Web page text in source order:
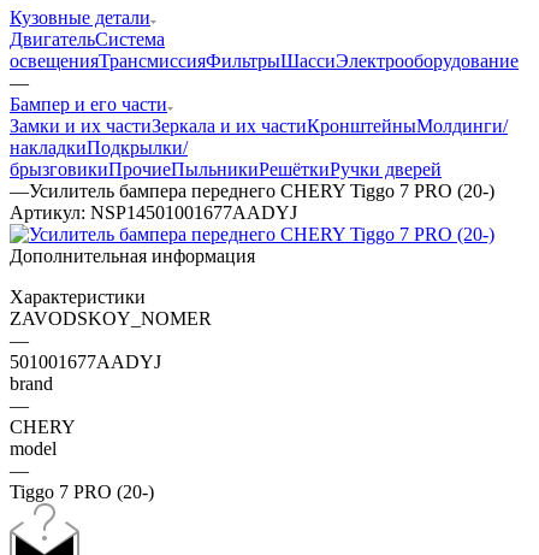
Кузовные детали
ДвигательСистема
освещенияТрансмиссияФильтрыШассиЭлектрооборудование
—
Бампер и его части
Замки и их частиЗеркала и их частиКронштейныМолдинги/
накладкиПодкрылки/
брызговикиПрочиеПыльникиРешёткиРучки дверей
—Усилитель бампера переднего CHERY Tiggo 7 PRO (20-)
Артикул: NSP14501001677AADYJ
Дополнительная информация
Характеристики
ZAVODSKOY_NOMER
—
501001677AADYJ
brand
—
CHERY
model
—
Tiggo 7 PRO (20-)